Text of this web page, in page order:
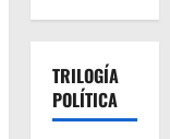
TRILOGÍA
POLÍTICA